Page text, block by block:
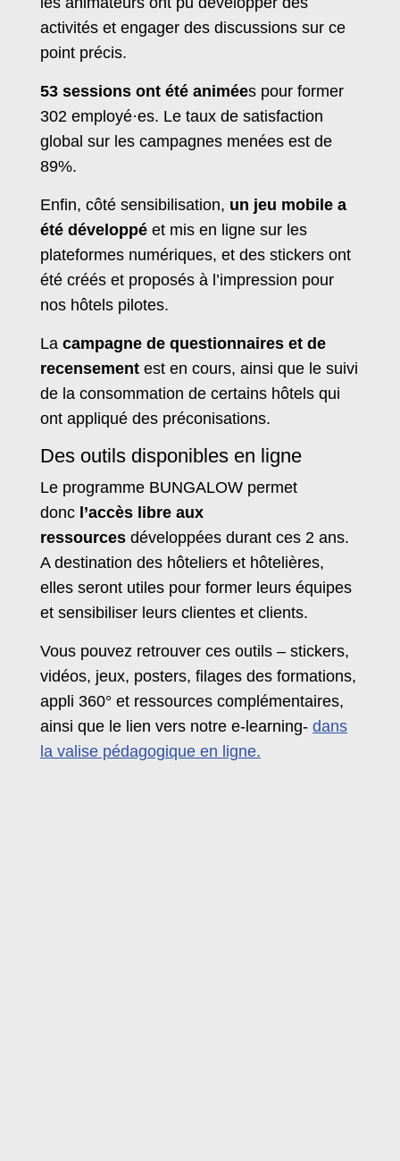
activités et engager des discussions sur ce
point précis.
53 sessions ont été animées pour former
302 employé·es. Le taux de satisfaction
global sur les campagnes menées est de
89%.
Enfin, côté sensibilisation, un jeu mobile a
été développé et mis en ligne sur les
plateformes numériques, et des stickers ont
été créés et proposés à l’impression pour
nos hôtels pilotes.
La campagne de questionnaires et de
recensement est en cours, ainsi que le suivi
de la consommation de certains hôtels qui
ont appliqué des préconisations.
Des outils disponibles en ligne
Le programme BUNGALOW permet
donc l’accès libre aux
ressources développées durant ces 2 ans.
A destination des hôteliers et hôtelières,
elles seront utiles pour former leurs équipes
et sensibiliser leurs clientes et clients.
Vous pouvez retrouver ces outils – stickers,
vidéos, jeux, posters, filages des formations,
appli 360° et ressources complémentaires,
ainsi que le lien vers notre e-learning- dans
la valise pédagogique en ligne.